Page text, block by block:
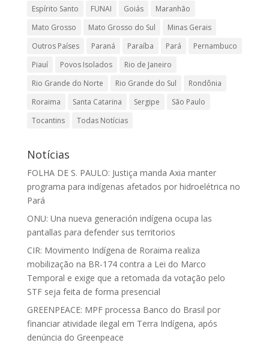
Espírito Santo
FUNAI Goiás
Maranhão
Mato Grosso
Mato Grosso do Sul
Minas Gerais
Outros Países
Paraná Paraíba Pará
Pernambuco
Piauí
Povos Isolados
Rio de Janeiro
Rio Grande do Norte
Rio Grande do Sul
Rondônia
Roraima
Santa Catarina Sergipe
São Paulo
Tocantins
Todas Notícias
Notícias
FOLHA DE S. PAULO: Justiça manda Axia manter
programa para indígenas afetados por hidroelétrica no
Pará
ONU: Una nueva generación indígena ocupa las
pantallas para defender sus territorios
CIR: Movimento Indígena de Roraima realiza
mobilização na BR-174 contra a Lei do Marco
Temporal e exige que a retomada da votação pelo
STF seja feita de forma presencial
GREENPEACE: MPF processa Banco do Brasil por
financiar atividade ilegal em Terra Indígena, após
denúncia do Greenpeace